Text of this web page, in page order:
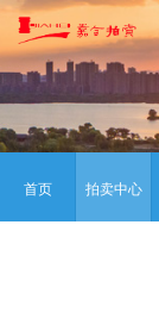
首页 拍卖中心